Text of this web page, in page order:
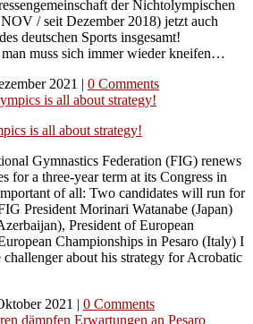
der Nichtolympischen
/ seit Dezember 2018) jetzt auch
deutschen Sports insgesamt!
muss sich immer wieder kneifen…
2021 | 0 Comments
is all about strategy!
Gymnastics Federation (FIG) renews
for a three-year term at its Congress in
of all: Two candidates will run for
President Morinari Watanabe (Japan)
President of European
Championships in Pesaro (Italy) I
challenger about his strategy for Acrobatic
2021 | 0 Comments